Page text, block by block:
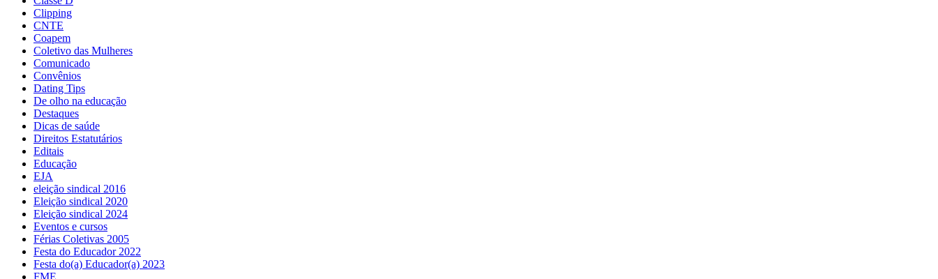
Clipping
CNTE
Coapem
Coletivo das Mulheres
Comunicado
Convênios
Dating Tips
De olho na educação
Destaques
Dicas de saúde
Direitos Estatutários
Editais
Educação
EJA
eleição sindical 2016
Eleição sindical 2020
Eleição sindical 2024
Eventos e cursos
Férias Coletivas 2005
Festa do Educador 2022
Festa do(a) Educador(a) 2023
FME